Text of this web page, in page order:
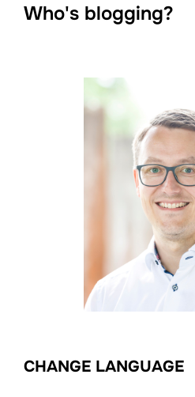
Who's blogging?
CHANGE LANGUAGE